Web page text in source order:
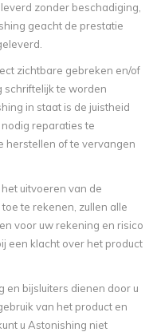
zonder beschadiging,
geacht de prestatie
zichtbare gebreken en/of
schriftelijk te worden
in staat is de juistheid
reparaties te
herstellen of te vervangen
uitvoeren van de
te rekenen, zullen alle
voor uw rekening en risico
een klacht over het product
en bijsluiters dienen door u
van het product en
u Astonishing niet